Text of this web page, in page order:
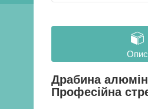
Опис
Драбина
Професійна